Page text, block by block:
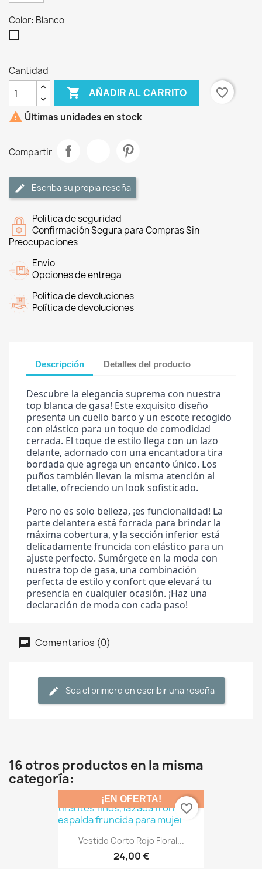
Color: Blanco
Cantidad
 AÑADIR AL CARRITO
favorite_border
 Últimas unidades en stock
Compartir
Escriba su propia reseña
Politica de seguridad
Confirmación Segura para Compras Sin
Preocupaciones
Envio
Opciones de entrega
Politica de devoluciones
Política de devoluciones
Descripción Detalles del producto
Descubre la elegancia suprema con nuestra
top blanca de gasa! Este exquisito diseño
presenta un cuello barco y un escote recogido
con elástico para un toque de comodidad
cerrada. El toque de estilo llega con un lazo
delante, adornado con una encantadora tira
bordada que agrega un encanto único. Los
puños también llevan la misma atención al
detalle, ofreciendo un look sofisticado.
Pero no es solo belleza, ¡es funcionalidad! La
parte delantera está forrada para brindar la
máxima cobertura, y la sección inferior está
delicadamente fruncida con elástico para un
ajuste perfecto. Sumérgete en la moda con
nuestra top de gasa, una combinación
perfecta de estilo y confort que elevará tu
presencia en cualquier ocasión. ¡Haz una
declaración de moda con cada paso!
Comentarios (0)
Sea el primero en escribir una reseña
16 otros productos en la misma
categoría:
Vestido Corto Rojo Floral...
24,00 €
¡EN OFERTA!
favorite_border